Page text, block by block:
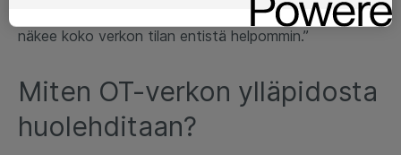
ovat hallittavissa samalla graafisella näytöllä, josta
näkee koko verkon tilan entistä helpommin.”
Miten OT-verkon ylläpidosta
huolehditaan?